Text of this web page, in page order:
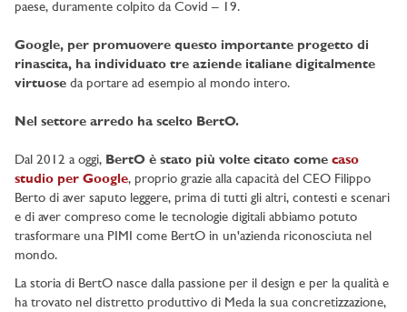
paese, duramente colpito da Covid – 19.
Google, per promuovere questo importante progetto di
rinascita, ha individuato tre aziende italiane digitalmente
virtuose da portare ad esempio al mondo intero.
Nel settore arredo ha scelto BertO.
Dal 2012 a oggi, BertO è stato più volte citato come caso
studio per Google, proprio grazie alla capacità del CEO Filippo
Berto di aver saputo leggere, prima di tutti gli altri, contesti e scenari
e di aver compreso come le tecnologie digitali abbiamo potuto
trasformare una PIMI come BertO in un'azienda riconosciuta nel
mondo.
La storia di BertO nasce dalla passione per il design e per la qualità e
ha trovato nel distretto produttivo di Meda la sua concretizzazione,